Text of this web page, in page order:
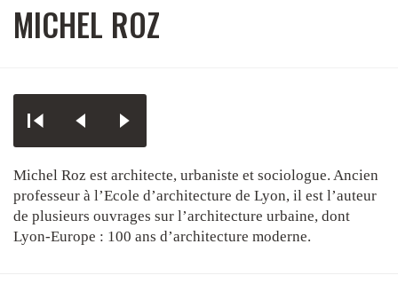
MICHEL ROZ
Michel Roz est architecte, urbaniste et sociologue. Ancien
professeur à l’Ecole d’architecture de Lyon, il est l’auteur
de plusieurs ouvrages sur l’architecture urbaine, dont
Lyon-Europe : 100 ans d’architecture moderne.